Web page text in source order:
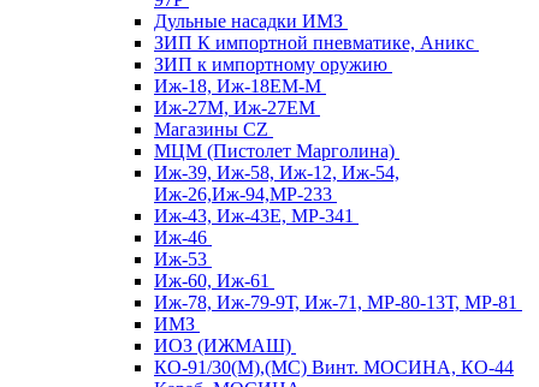
Дульные насадки ИМЗ
ЗИП К импортной пневматике, Аникс
ЗИП к импортному оружию
Иж-18, Иж-18ЕМ-М
Иж-27М, Иж-27ЕМ
Магазины CZ
МЦМ (Пистолет Марголина)
Иж-39, Иж-58, Иж-12, Иж-54,
Иж-26,Иж-94,МР-233
Иж-43, Иж-43Е, МР-341
Иж-46
Иж-53
Иж-60, Иж-61
Иж-78, Иж-79-9Т, Иж-71, МР-80-13Т, МР-81
ИМЗ
ИОЗ (ИЖМАШ)
КО-91/30(М),(МС) Винт. МОСИНА, КО-44